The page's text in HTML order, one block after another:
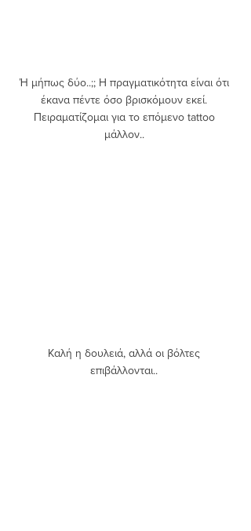
Ή μήπως δύο..;; Η πραγματικότητα είναι ότι
έκανα πέντε όσο βρισκόμουν εκεί.
Πειραματίζομαι για το επόμενο tattoo
μάλλον..
Καλή η δουλειά, αλλά οι βόλτες
επιβάλλονται..